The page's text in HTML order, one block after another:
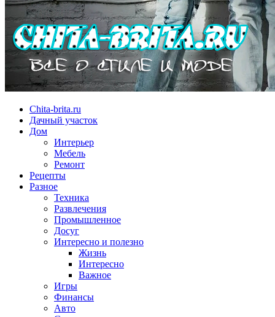
Chita-brita.ru
Дачный участок
Дом
Интерьер
Мебель
Ремонт
Рецепты
Разное
Техника
Развлечения
Промышленное
Досуг
Интересно и полезно
Жизнь
Интересно
Важное
Игры
Финансы
Авто